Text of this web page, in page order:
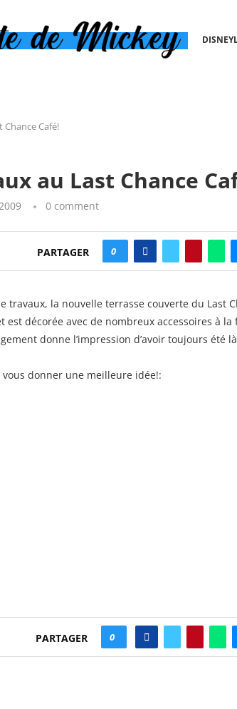
Chance Café!
au Last Chance
0 comment
PARTAGER 0
travaux, la nouvelle terrasse couverte du Last
est décorée avec de nombreux accessoires à
donne l’impression d’avoir toujours été
donner une meilleure idée!:
PARTAGER 0